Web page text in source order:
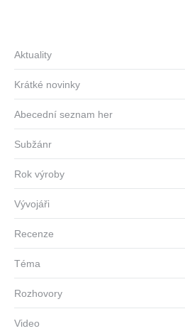
Aktuality
Krátké novinky
Abecední seznam her
Subžánr
Rok výroby
Vývojáři
Recenze
Téma
Rozhovory
Video